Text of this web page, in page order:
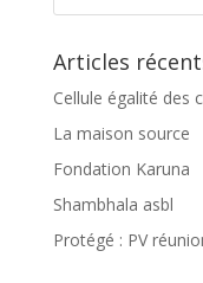
Articles
Cellule égalité des
La maison source
Fondation Karuna
Shambhala asbl
Protégé : PV